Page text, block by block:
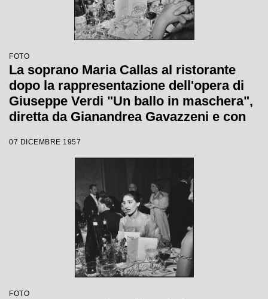
FOTO
La soprano Maria Callas al ristorante
dopo la rappresentazione dell'opera di
Giuseppe Verdi "Un ballo in maschera",
diretta da Gianandrea Gavazzeni e con
quale è stata inaugurata la stagione
lirica 1957-1958 del Teatro alla Scala
07 DICEMBRE 1957
FOTO